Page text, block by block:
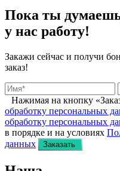
Пока ты
у нас работу!
Закажи сейчас и получи
заказ!
Нажимая на кнопку
обработку персональных
обработку персональных
в порядке и на условиях
данных
Заказать